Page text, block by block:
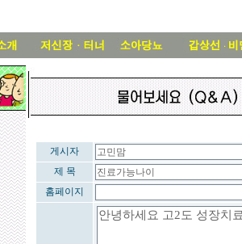
게시자
제 목
홈페이지